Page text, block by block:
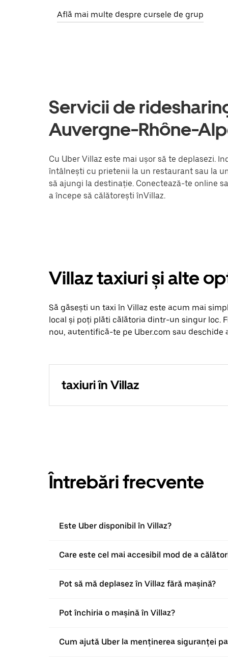
Află mai multe despre cursele de grup
Servicii de
Auvergne-Rhône-
Cu Uber Villaz este mai ușor să te deplasezi.
întâlnești cu prietenii la un restaurant sau la
să ajungi la destinație. Conectează-te online
a începe să călătorești înVillaz.
Villaz taxiuri și alte
Să găsești un taxi în Villaz este acum mai
local și poți plăti călătoria dintr-un singur loc.
nou, autentifică-te pe Uber.com sau
taxiuri în Villaz
Întrebări frecvente
Este Uber disponibil în Villaz?
Care este cel mai accesibil mod de a
Pot să mă deplasez în Villaz fără mașină?
Pot închiria o mașină în Villaz?
Cum ajută Uber la menținerea siguranței